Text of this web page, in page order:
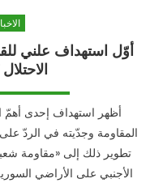
أوّل استهداف علني
أظهر استهداف إحدى أهمّ
المقاومة وجدّيته في الردّ
تطوير ذلك إلى «مقاومة
الأجنبي على الأراضي